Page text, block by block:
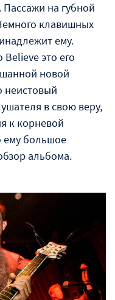
на губной
клавишных
ему.
Believe это его
новой
неистовый
в свою веру,
к корневой
ему большое
альбома.